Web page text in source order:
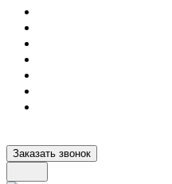
Заказать звонок